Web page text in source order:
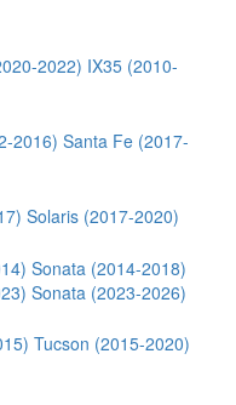
2022) IX35 (2010-
2016) Santa Fe (2017-
Solaris (2017-2020)
Sonata (2014-2018)
Sonata (2023-2026)
Tucson (2015-2020)